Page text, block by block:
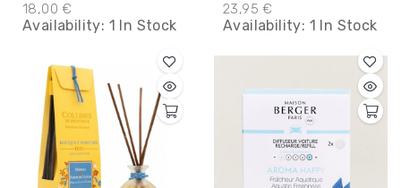
18,00 €
Availability: 1 In Stock
23,95 €
Availability: 1 In Stock